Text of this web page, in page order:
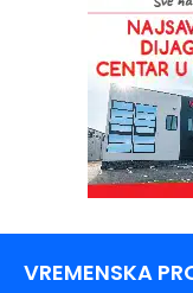
VREMENSKA